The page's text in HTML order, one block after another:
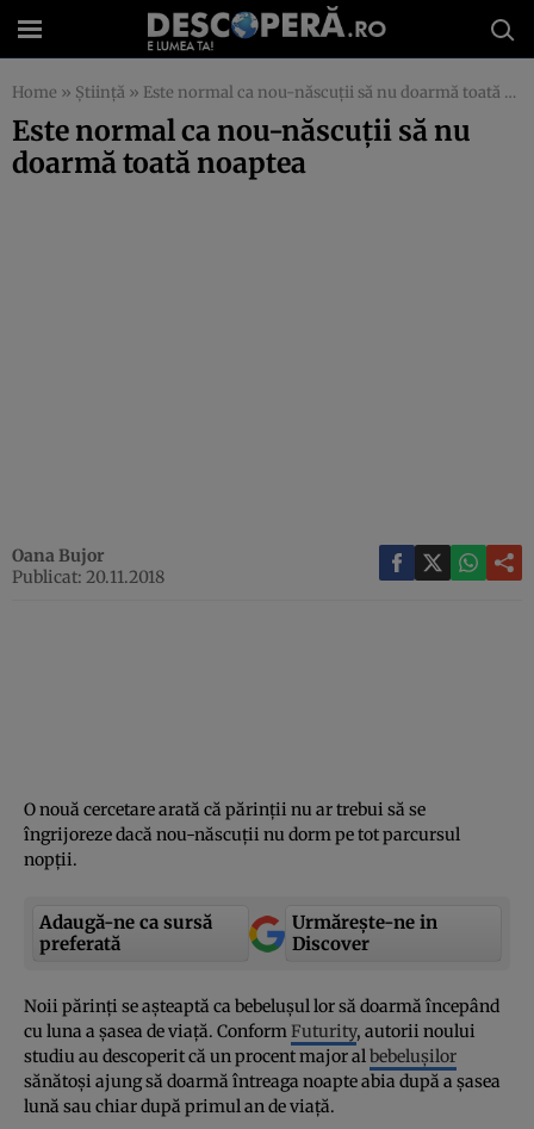
Home » Știință » Este normal ca nou-născuţii să nu doarmă toată noaptea
Este normal ca nou-născuţii să nu
doarmă toată noaptea
Oana Bujor
Publicat: 20.11.2018
O nouă cercetare arată că părinţii nu ar trebui să se
îngrijoreze dacă nou-născuţii nu dorm pe tot parcursul
nopţii.
Adaugă-ne ca sursă
preferată
Urmărește-ne in
Discover
Noii părinţi se aşteaptă ca bebeluşul lor să doarmă începând
cu luna a şasea de viaţă. ConformFuturity, autorii noului
studiu au descoperit că un procent major albebeluşilor
sănătoşi ajung să doarmă întreaga noapte abia după a şasea
lună sau chiar după primul an de viaţă.